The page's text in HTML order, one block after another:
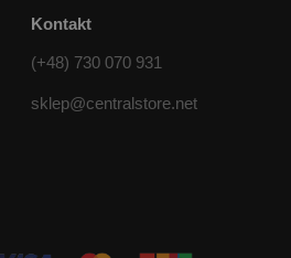
Kontakt
(+48) 730 070 931
sklep@centralstore.net